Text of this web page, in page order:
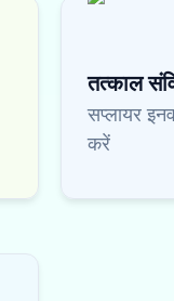
तत्काल
सप्लायर
करें